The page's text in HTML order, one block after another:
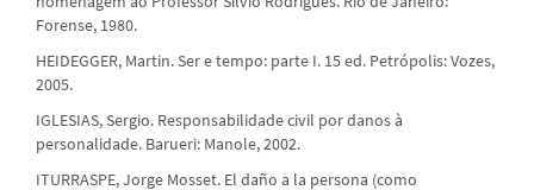
Forense, 1980.
HEIDEGGER, Martin. Ser e tempo: parte I. 15 ed. Petrópolis: Vozes,
2005.
IGLESIAS, Sergio. Responsabilidade civil por danos à
personalidade. Barueri: Manole, 2002.
ITURRASPE, Jorge Mosset. El daño a la persona (como